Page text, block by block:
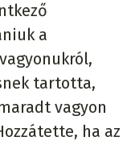
a
tartotta,
vagyon
ha az